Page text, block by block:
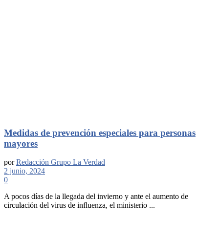
Medidas de prevención especiales para personas
mayores
por Redacción Grupo La Verdad
2 junio, 2024
0
A pocos días de la llegada del invierno y ante el aumento de
circulación del virus de influenza, el ministerio ...